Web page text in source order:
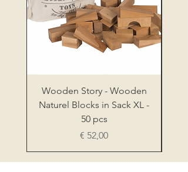
Wooden Story - Wooden
Naturel Blocks in Sack XL -
50 pcs
Prijs
€ 52,00